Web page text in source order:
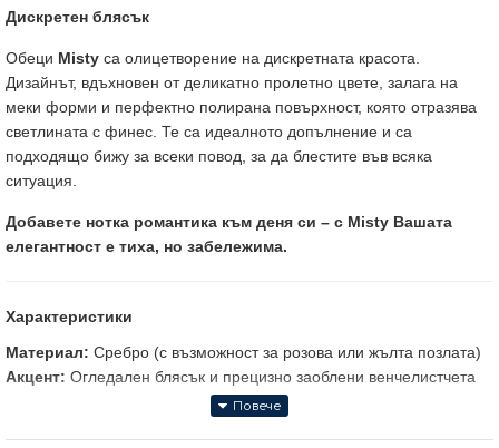
Дискретен блясък
Обеци Misty са олицетворение на дискретната красота.
Дизайнът, вдъхновен от деликатно пролетно цвете, залага на
меки форми и перфектно полирана повърхност, която отразява
светлината с финес. Те са идеалното допълнение и са
подходящо бижу за всеки повод, за да блестите във всяка
ситуация.
Добавете нотка романтика към деня си – с Misty Вашата
елегантност е тиха, но забележима.
Характеристики
Материал: Сребро (с възможност за розова или жълта позлата)
Акцент: Огледален блясък и прецизно заоблени венчелистчета